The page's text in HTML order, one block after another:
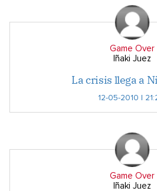
Game Over
Iñaki Juez
La crisis llega a
12-05-2010 |
Game Over
Iñaki Juez